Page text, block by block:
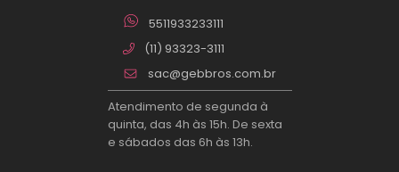
5511933233111
(11) 93323-3111
sac@gebbros.com.br
Atendimento de segunda à
quinta, das 4h às 15h. De sexta
e sábados das 6h às 13h.